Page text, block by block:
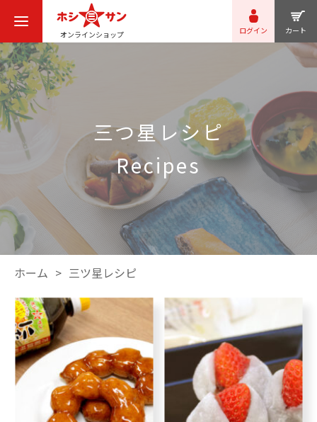
オンラインショップ ログイン カート
三つ星レシピ
recipes
ホーム 三ツ星レシピ